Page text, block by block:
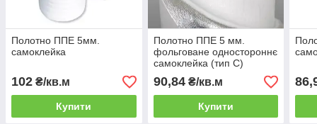
Полотно ППЕ 5мм.
самоклейка
102 ₴/кв.м
Купити
Полотно ППЕ 5 мм.
фольговане одностороннє
самоклейка (тип С)
90,84₴/кв.м
Купити